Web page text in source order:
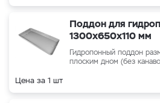
Поддон для
1300x650x110 мм
Гидропонный поддон
плоским дном (без
Цена за 1 шт